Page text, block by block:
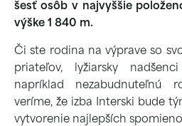
šesť osôb v najvyššie
výške 1 840 m.
Či ste rodina na výprave so
priateľov, lyžiarsky
napríklad nezabudnuteľnú
veríme, že izba Interski bude
vytvorenie najlepších